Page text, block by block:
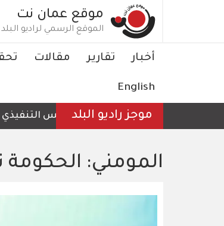
موقع عمان نت
الموقع الرسمي لراديو البلد
Main
أخبار تقارير مقالات
English
موجز راديو البلدالرئيس التنفيذي
المومني: